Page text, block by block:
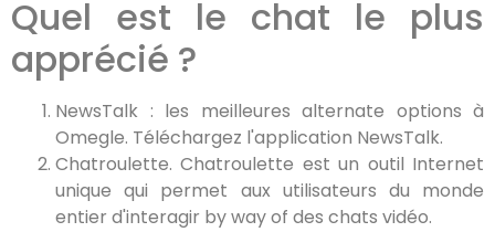
Quel est le chat le plus
apprécié ?
NewsTalk : les meilleures alternate options à
Omegle. Téléchargez l'application NewsTalk.
Chatroulette. Chatroulette est un outil Internet
unique qui permet aux utilisateurs du monde
entier d'interagir by way of des chats vidéo.